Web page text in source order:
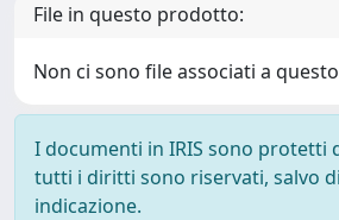
File in questo prodotto:
Non ci sono file associati a
I documenti in IRIS sono protetti
tutti i diritti sono riservati, salvo
indicazione.